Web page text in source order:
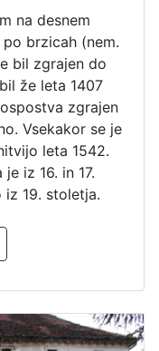
na desnem
brzicah (nem.
bil zgrajen do
že leta 1407
zgrajen
Vsekakor se je
leta 1542.
iz 16. in 17.
19. stoletja.